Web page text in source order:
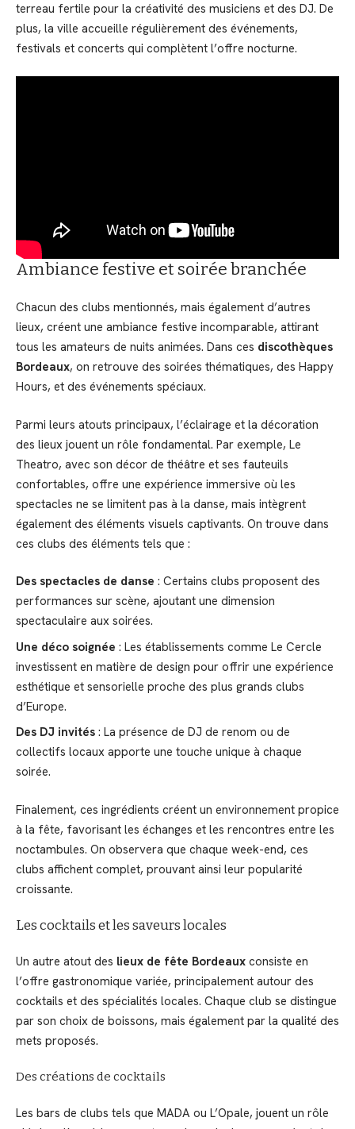
terreau fertile pour la créativité des musiciens et des DJ. De
plus, la ville accueille régulièrement des événements,
festivals et concerts qui complètent l’offre nocturne.
Ambiance festive et soirée branchée
Chacun des clubs mentionnés, mais également d’autres
lieux, créent une ambiance festive incomparable, attirant
tous les amateurs de nuits animées. Dans ces discothèques
Bordeaux, on retrouve des soirées thématiques, des Happy
Hours, et des événements spéciaux.
Parmi leurs atouts principaux, l’éclairage et la décoration
des lieux jouent un rôle fondamental. Par exemple, Le
Theatro, avec son décor de théâtre et ses fauteuils
confortables, offre une expérience immersive où les
spectacles ne se limitent pas à la danse, mais intègrent
également des éléments visuels captivants. On trouve dans
ces clubs des éléments tels que :
Des spectacles de danse : Certains clubs proposent des
performances sur scène, ajoutant une dimension
spectaculaire aux soirées.
Une déco soignée : Les établissements comme Le Cercle
investissent en matière de design pour offrir une expérience
esthétique et sensorielle proche des plus grands clubs
d’Europe.
Des DJ invités : La présence de DJ de renom ou de
collectifs locaux apporte une touche unique à chaque
soirée.
Finalement, ces ingrédients créent un environnement propice
à la fête, favorisant les échanges et les rencontres entre les
noctambules. On observera que chaque week-end, ces
clubs affichent complet, prouvant ainsi leur popularité
croissante.
Les cocktails et les saveurs locales
Un autre atout des lieux de fête Bordeaux consiste en
l’offre gastronomique variée, principalement autour des
cocktails et des spécialités locales. Chaque club se distingue
par son choix de boissons, mais également par la qualité des
mets proposés.
Des créations de cocktails
Les bars de clubs tels que MADA ou L’Opale, jouent un rôle